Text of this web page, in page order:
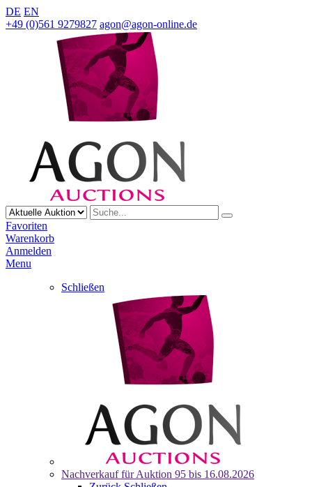
DE EN
+49 (0)561 9279827 agon@agon-online.de
Favoriten
Warenkorb
Anmelden
Menu
Schließen
Nachverkauf für Auktion 95 bis 16.08.2026